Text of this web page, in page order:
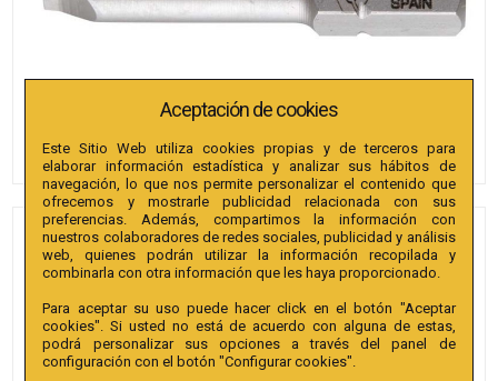
PUNTAS BIANDITZ RECTA 6.5
X 1.2 X 25MM 1/4" EXTRA 3U.
Referencia:238606
Colección:Punta Recta 25mm 1/4" Extra.
Aceptación de cookies
Este Sitio Web utiliza cookies propias y de terceros para
elaborar información estadística y analizar sus hábitos de
navegación, lo que nos permite personalizar el contenido que
ofrecemos y mostrarle publicidad relacionada con sus
preferencias. Además, compartimos la información con
nuestros colaboradores de redes sociales, publicidad y análisis
web, quienes podrán utilizar la información recopilada y
combinarla con otra información que les haya proporcionado.
Para aceptar su uso puede hacer click en el botón "Aceptar
cookies". Si usted no está de acuerdo con alguna de estas,
podrá personalizar sus opciones a través del panel de
configuración con el botón "Configurar cookies".